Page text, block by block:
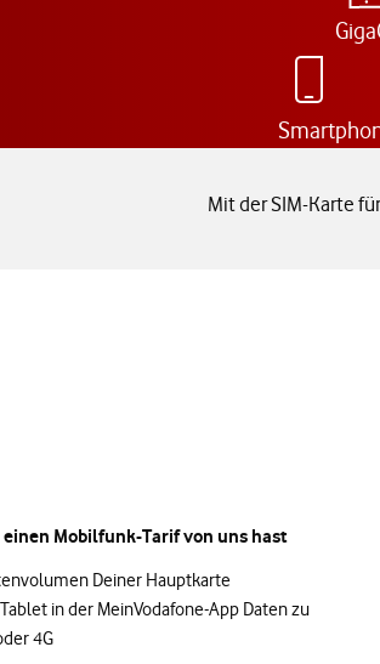
Mit der SIM-Karte
einen Mobilfunk-Tarif von uns hast
Deiner Hauptkarte
in der MeinVodafone-App Daten zu
4G